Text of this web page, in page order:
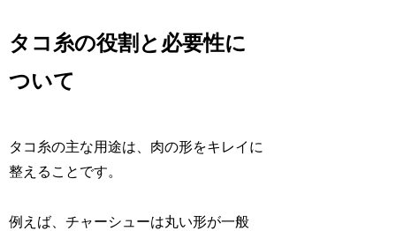
タコ糸の役割と必要性に
ついて
タコ糸の主な用途は、肉の形をキレイに
整えることです。
例えば、チャーシューは丸い形が一般